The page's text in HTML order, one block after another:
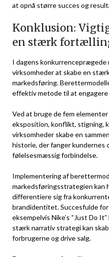
at opnå større succes og
Konklusion:
en stærk
I dagens
virksomheder at skabe en
markedsføring.
effektiv metode til at
Ved at bruge de fem
eksposition, konflikt, stigning,
virksomheder skabe en
historie, der fanger kundernes
følelsesmæssig forbindelse.
Implementering af
markedsføringsstrategien kan
differentiere sig fra
brandidentitet. Succesfulde
eksempelvis Nike’s “Just Do
stærk narrativ strategi kan
forbrugerne og drive salg.